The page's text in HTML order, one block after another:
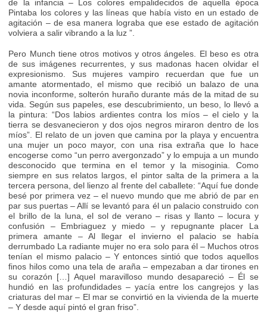
de la infancia – Los colores empalidecidos de aquella época
Pintaba los colores y las líneas que había visto en un estado de
agitación – de esa manera lograba que ese estado de agitación
volviera a salir vibrando a la luz ”.
Pero Munch tiene otros motivos y otros ángeles. El beso es otra
de sus imágenes recurrentes, y sus madonas hacen olvidar el
expresionismo. Sus mujeres vampiro recuerdan que fue un
amante atormentado, el mismo que recibió un balazo de una
novia inconforme, solterón huraño durante más de la mitad de su
vida. Según sus papeles, ese descubrimiento, un beso, lo llevó a
la pintura: “Dos labios ardientes contra los míos – el cielo y la
tierra se desvanecieron y dos ojos negros miraron dentro de los
míos”. El relato de un joven que camina por la playa y encuentra
una mujer un poco mayor, con una risa extraña que lo hace
encogerse como “un perro avergonzado” y lo empuja a un mundo
desconocido que termina en el temor y la misoginia. Como
siempre en sus relatos largos, el pintor salta de la primera a la
tercera persona, del lienzo al frente del caballete: “Aquí fue donde
besé por primera vez – el nuevo mundo que me abrió de par en
par sus puertas – Allí se levantó para él un palacio construido con
el brillo de la luna, el sol de verano – risas y llanto – locura y
confusión – Embriaguez y miedo – y repugnante placer La
primera amante – Al llegar el invierno el palacio se había
derrumbado La radiante mujer no era solo para él – Muchos otros
tenían el mismo palacio – Y entonces sintió que todos aquellos
finos hilos como una tela de araña – empezaban a dar tirones en
su corazón […] Aquel maravilloso mundo desapareció – Él se
hundió en las profundidades – yacía entre los cangrejos y las
criaturas del mar – El mar se convirtió en la vivienda de la muerte
– Y desde aquí pintó el gran friso”.